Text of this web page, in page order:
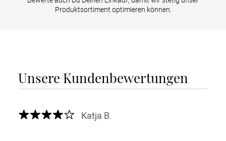
Produktsortiment optimieren können.
Unsere Kundenbewertungen
Katja B.